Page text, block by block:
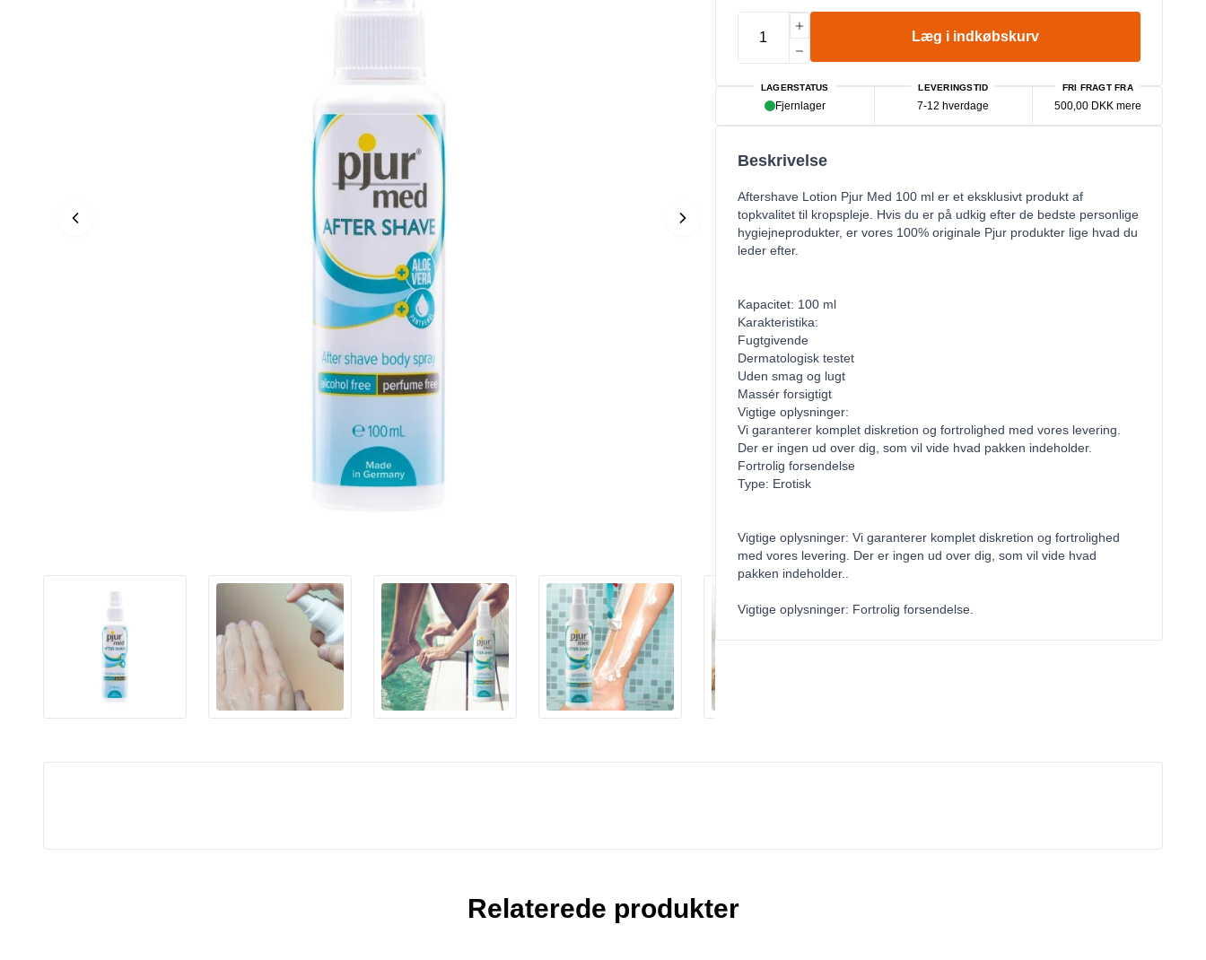
Læg i indkøbskurv
LAGERSTATUS
Fjernlager
LEVERINGSTID
7-12 hverdage
FRI FRAGT FRA
500,00 DKK mere
Beskrivelse
Aftershave Lotion Pjur Med 100 ml er et eksklusivt produkt af
topkvalitet til kropspleje. Hvis du er på udkig efter de bedste personlige
hygiejneprodukter, er vores 100% originale Pjur produkter lige hvad du
leder efter.
Kapacitet: 100 ml
Karakteristika:
Fugtgivende
Dermatologisk testet
Uden smag og lugt
Massér forsigtigt
Vigtige oplysninger:
Vi garanterer komplet diskretion og fortrolighed med vores levering.
Der er ingen ud over dig, som vil vide hvad pakken indeholder.
Fortrolig forsendelse
Type: Erotisk
Vigtige oplysninger: Vi garanterer komplet diskretion og fortrolighed
med vores levering. Der er ingen ud over dig, som vil vide hvad
pakken indeholder..
Vigtige oplysninger: Fortrolig forsendelse.
Relaterede produkter